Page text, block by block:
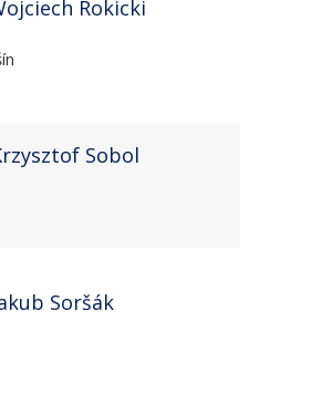
Rokicki
Sobol
Soršák